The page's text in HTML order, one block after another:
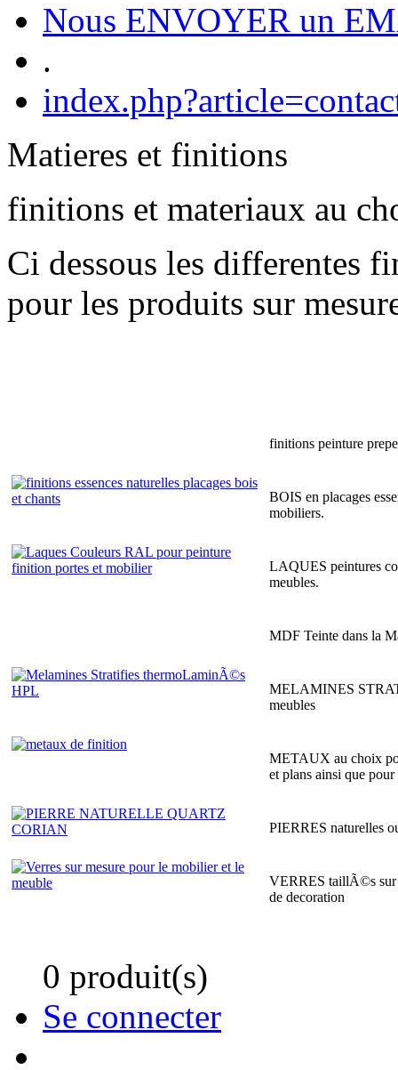
Nous ENVOYER un
.
Matieres et finitions
finitions et materiaux au
Ci dessous les differentes
pour les produits sur
finitions peinture
BOIS en placages
mobiliers.
LAQUES peintures
meubles.
MDF Teinte dans la
MELAMINES
meubles
METAUX au choix
et plans ainsi que
PIERRES naturelles
VERRES taillÃ©s sur
de decoration
0 produit(s)
Se connecter